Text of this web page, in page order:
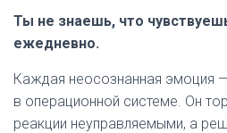
Ты не знаешь, что
ежедневно.
Каждая неосознанная эмоция
в операционной системе. Он
реакции неуправляемыми, а